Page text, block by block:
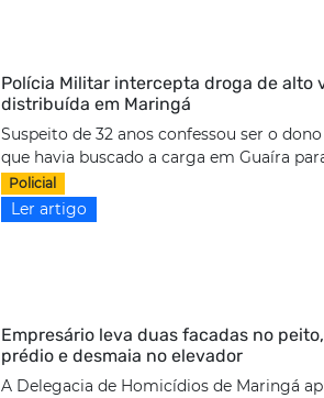
Polícia Militar intercepta droga de alto
distribuída em Maringá
Suspeito de 32 anos confessou ser o
que havia buscado a carga em Guaíra
Policial
Ler artigo
Empresário leva duas facadas no
prédio e desmaia no elevador
A Delegacia de Homicídios de Maringá